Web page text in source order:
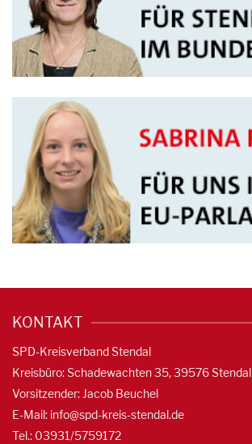
KONTAKT
SPD-Kreisverband Stendal
Kreisbüro: Schadewachten 35, 39576 Stendal
Vorsitzender: Jacob Beuchel
E-Mail: info@spd-kreis-stendal.de
Tel.: 03931/5759172